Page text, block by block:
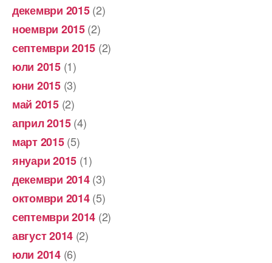
декември 2015(2)
ноември 2015(2)
септември 2015 (2)
юли 2015(1)
юни 2015(3)
май 2015(2)
април 2015(4)
март 2015(5)
януари 2015 (1)
декември 2014(3)
октомври 2014(5)
септември 2014 (2)
август 2014 (2)
юли 2014(6)